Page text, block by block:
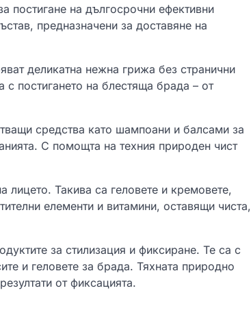
постигане на дългосрочни ефективни
предназначени за доставяне на
деликатна нежна грижа без странични
постигането на блестяща брада – от
средства като шампоани и балсами за
С помощта на техния природен чист
лицето. Такива са геловете и кремовете,
елементи и витамини, оставящи чиста,
за стилизация и фиксиране. Те са с
и геловете за брада. Тяхната природно
от фиксацията.